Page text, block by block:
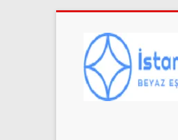
contentİkinci
El
Beyaz